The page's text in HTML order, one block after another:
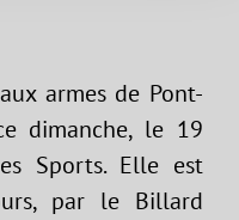
armes de Pont-
dimanche, le 19
Sports. Elle est
par le Billard